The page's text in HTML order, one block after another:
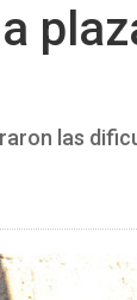
las